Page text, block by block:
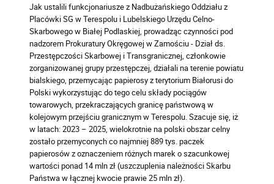
Jak ustalili funkcjonariusze z Nadbużańskiego Oddziału z
Placówki SG w Terespolu i Lubelskiego Urzędu Celno-
Skarbowego w Białej Podlaskiej, prowadząc czynności pod
nadzorem Prokuratury Okręgowej w Zamościu - Dział ds.
Przestępczości Skarbowej i Transgranicznej, członkowie
zorganizowanej grupy przestępczej, działali na terenie powiatu
bialskiego, przemycając papierosy z terytorium Białorusi do
Polski wykorzystując do tego celu składy pociągów
towarowych, przekraczających granicę państwową w
kolejowym przejściu granicznym w Terespolu. Szacuje się, iż
w latach: 2023 – 2025, wielokrotnie na polski obszar celny
zostało przemyconych co najmniej 889 tys. paczek
papierosów z oznaczeniem różnych marek o szacunkowej
wartości ponad 14 mln zł (uszczuplenia należności Skarbu
Państwa w łącznej kwocie prawie 25 mln zł).